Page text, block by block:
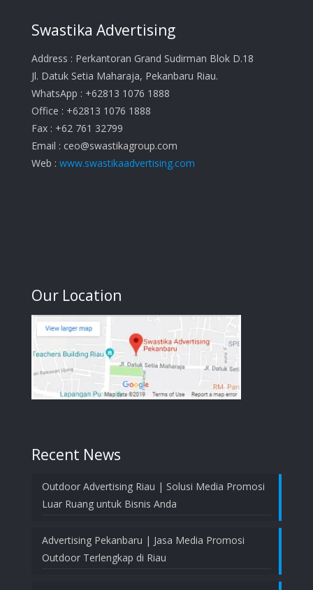
Swastika Advertising
Address : Perkantoran Grand Sudirman Blok D.18
Jl. Datuk Setia Maharaja, Pekanbaru Riau.
WhatsApp : +62813 1076 1888
Office : +62813 1076 1888
Fax : +62 761 32799
Email : ceo@swastikagroup.com
Web : www.swastikaadvertising.com
Our Location
Recent News
Outdoor Advertising Riau | Solusi Media Promosi
Luar Ruang untuk Bisnis Anda
Advertising Pekanbaru | Jasa Media Promosi
Outdoor Terlengkap di Riau